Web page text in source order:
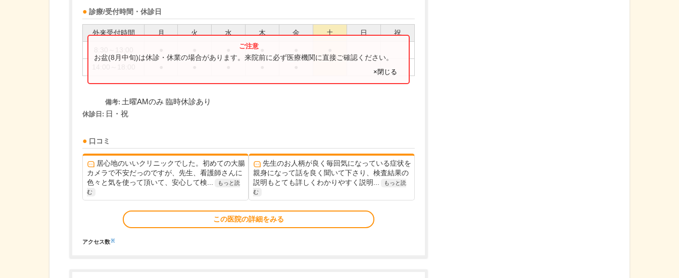
診療/受付時間・休診日
外来受付時間 月 火 水 木 金 土 日 祝
お盆(8月中旬)は休診・休業の場合があります。来院前に必ず医療機関に直接ご確認ください。
×閉じる
備考: 土曜AMのみ 臨時休診あり
休診日: 日・祝
口コミ
居心地のいいクリニックでした。初めての大腸
カメラで不安だっのですが、先生、看護師さんに
色々と気を使って頂いて、安心して検...
もっと読
む
先生のお人柄が良く毎回気になっている症状を
親身になって話を良く聞いて下さり、検査結果の
説明もとても詳しくわかりやすく説明...
もっと読
む
この医院の詳細をみる
アクセス数※